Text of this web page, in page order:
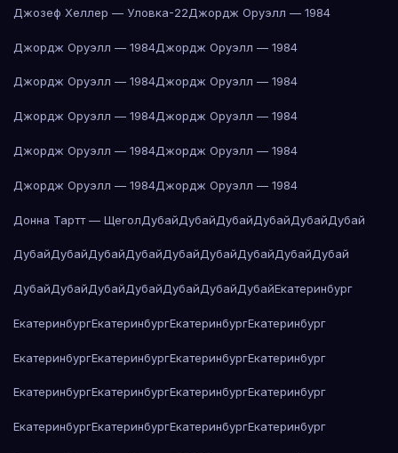
Джозеф Хеллер — Уловка-22Джордж Оруэлл — 1984
Джордж Оруэлл — 1984Джордж Оруэлл — 1984
Джордж Оруэлл — 1984Джордж Оруэлл — 1984
Джордж Оруэлл — 1984Джордж Оруэлл — 1984
Джордж Оруэлл — 1984Джордж Оруэлл — 1984
Джордж Оруэлл — 1984Джордж Оруэлл — 1984
Донна Тартт — ЩеголДубайДубайДубайДубайДубайДубай
ДубайДубайДубайДубайДубайДубайДубайДубайДубай
ДубайДубайДубайДубайДубайДубайДубайЕкатеринбург
ЕкатеринбургЕкатеринбургЕкатеринбургЕкатеринбург
ЕкатеринбургЕкатеринбургЕкатеринбургЕкатеринбург
ЕкатеринбургЕкатеринбургЕкатеринбургЕкатеринбург
ЕкатеринбургЕкатеринбургЕкатеринбургЕкатеринбург